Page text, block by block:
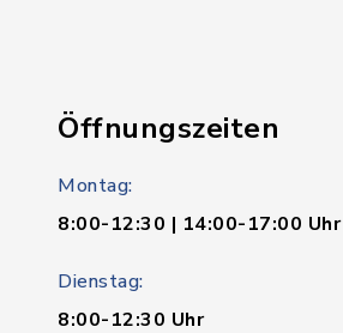
Öffnungszeiten
Montag:
8:00-12:30 | 14:00-17:00 Uhr
Dienstag:
8:00-12:30 Uhr